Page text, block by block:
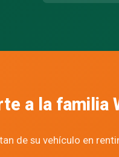
a la familia
de su vehículo en